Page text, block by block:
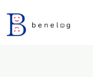
を